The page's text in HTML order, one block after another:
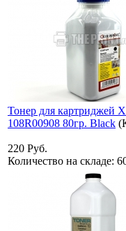
Тонер для картриджей
108R00908 80гр. Black
220 Руб.
Количество на складе: